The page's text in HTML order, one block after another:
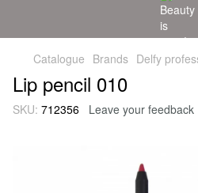
Catalogue Brands Delfy
Lip pencil 010
SKU: 712356 Leave your feedback